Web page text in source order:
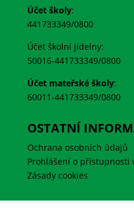
Účet školy:
441733349/0800
Účet školní jídelny:
50016-441733349/0800
Účet mateřské školy:
60011-441733349/0800
OSTATNÍ
Ochrana osobních údajů
Prohlášení o přístupnosti
Zásady cookies